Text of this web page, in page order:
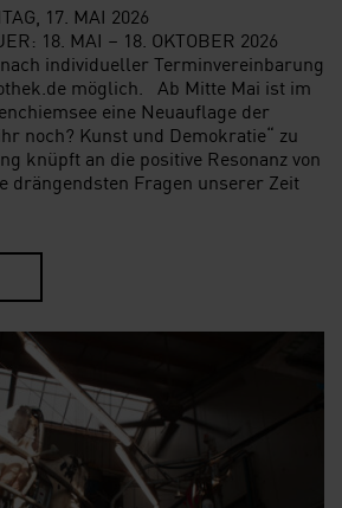
17. MAI 2026
18. MAI – 18. OKTOBER 2026
individueller Terminvereinbarung
möglich. Ab Mitte Mai ist im
eine Neuauflage der
noch? Kunst und Demokratie“ zu
knüpft an die positive Resonanz von
drängendsten Fragen unserer Zeit